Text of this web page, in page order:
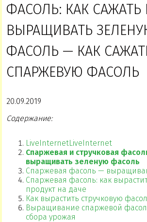
ФАСОЛЬ: КАК САЖАТЬ
ВЫРАЩИВАТЬ
ФАСОЛЬ — КАК
СПАРЖЕВУЮ ФАСОЛЬ
20.09.2019
Содержание:
LiveInternetLiveInternet
Спаржевая и стручковая
выращивать зеленую фасоль
Спаржевая фасоль —
Спаржевая фасоль: как
продукт на даче
Как вырастить стручковую
Выращивание спаржевой
сбора урожая